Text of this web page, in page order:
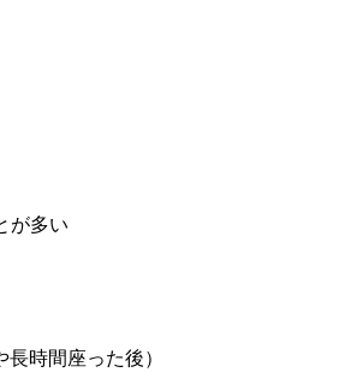
が多い
時間座った後）